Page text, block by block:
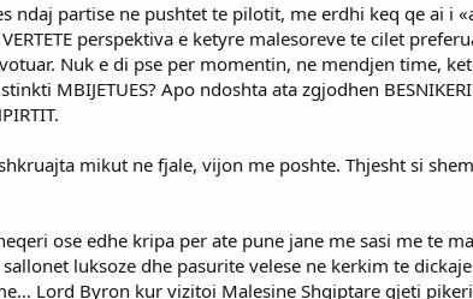
partise ne pushtet te pilotit, me erdhi keq qe ai i
perspektiva e ketyre malesoreve te cilet
Nuk e di pse per momentin, ne mendjen time,
MBIJETUES? Apo ndoshta ata zgjodhen
mikut ne fjale, vijon me poshte. Thjesht si
ose edhe kripa per ate pune jane me sasi me te
luksoze dhe pasurite velese ne kerkim te
Lord Byron kur vizitoi Malesine Shqiptare gjeti